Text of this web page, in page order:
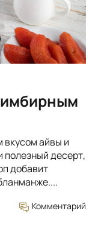
айвы и
полезный десерт,
добавит
Комментарий